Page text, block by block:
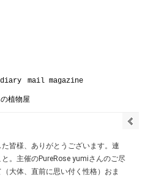
diary mail magazine
植物屋
皆様、ありがとうございます。連
。主催のPureRose yumiさんのご尽
大体、直前に思い付く性格）おま